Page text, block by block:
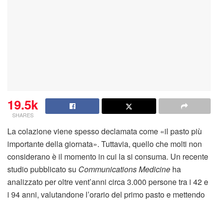
19.5k
SHARES
La colazione viene spesso declamata come «il pasto più
importante della giornata». Tuttavia, quello che molti non
considerano è il momento in cui la si consuma. Un recente
studio pubblicato su Communications Medicine ha
analizzato per oltre vent’anni circa 3.000 persone tra i 42 e
i 94 anni, valutandone l’orario del primo pasto e mettendo